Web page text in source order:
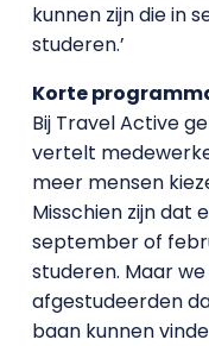
kunnen zijn die in
studeren.’
Korte
Bij Travel Active
vertelt
meer mensen
Misschien zijn dat
september of
studeren. Maar
afgestudeerden
baan kunnen